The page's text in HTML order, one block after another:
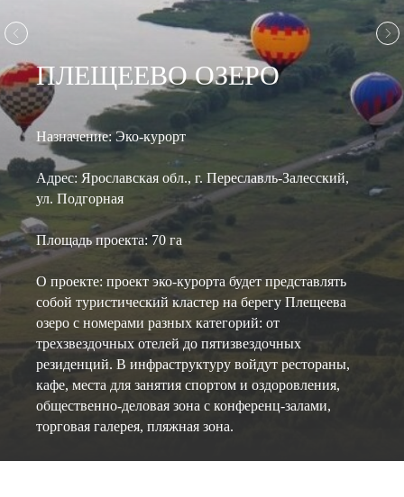
ПЛЕЩЕЕВО ОЗЕРО
Назначение: Эко-курорт
Адрес: Ярославская обл., г. Переславль-Залесский,
ул. Подгорная
Площадь проекта: 70 га
О проекте: проект эко-курорта будет представлять
собой туристический кластер на берегу Плещеева
озеро с номерами разных категорий: от
трехзвездочных отелей до пятизвездочных
резиденций. В инфраструктуру войдут рестораны,
кафе, места для занятия спортом и оздоровления,
общественно-деловая зона с конференц-залами,
торговая галерея, пляжная зона.